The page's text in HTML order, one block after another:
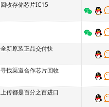
回收存储芯片IC15
全新原装正品交付快
寻找渠道合作芯片回收
上传都是百分之百进口